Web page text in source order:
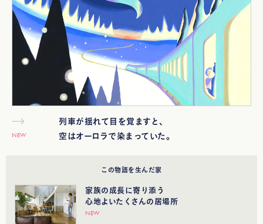
NEW
列車が揺れて目を覚ますと、
空はオーロラで染まっていた。
この物語を生んだ家
家族の成⻑に寄り添う
⼼地よいたくさんの居場所
NEW